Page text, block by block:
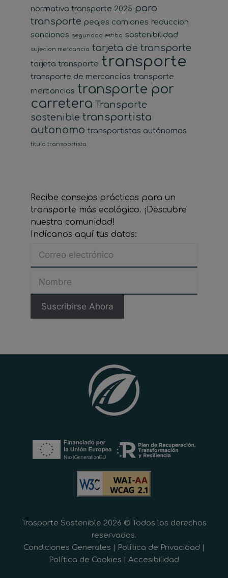
normativa transporte 2025 paro
transporte peajes camiones reduccion
sanciones
seguridad estiba sostenibilidad
sujecion mercancia tarjeta de transporte
tarjeta transporte transporte
transporte de mercancías transporte
mercancias transporte por
carretera Transporte
sostenible transportista
autonomo transportistas autónomos
título transportista
Recibe consejos prácticos para un
transporte más ecológico. ¡Descubre
nuestra comunidad!
Indícanos aquí tus datos:
Trasporte Sostenible 2026 © Todos los derechos
reservados.
Condiciones Generales
Política de Privacidad
Política de Cookies
Accesibilidad